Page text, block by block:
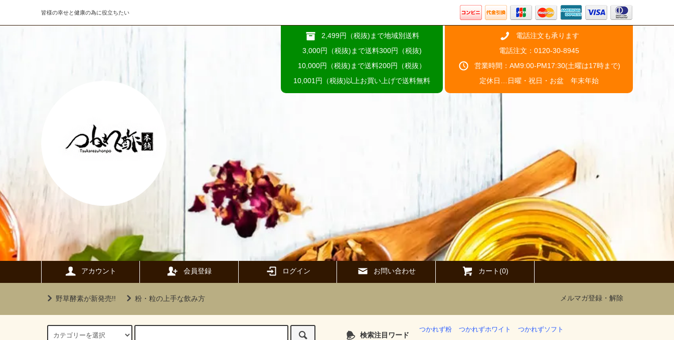
皆様の幸せと健康の為に役立ちたい
2,499円（税抜)まで地域別送料
3,000円（税抜)まで送料300円（税抜)
10,000円（税抜)まで送料200円（税抜）
10,001円（税抜)以上お買い上げで送料無料
電話注文も承ります
電話注文：0120-30-8945
営業時間：AM9:00-PM17:30(土曜は17時まで)
定休日…日曜・祝日・お盆 年末年始
アカウント 会員登録 ログイン お問い合わせ カート(0)
野草酵素が新発売!! 粉・粒の上手な飲み方 メルマガ登録・解除
検索注目ワード
つかれず粉 つかれずホワイト つかれずソフト